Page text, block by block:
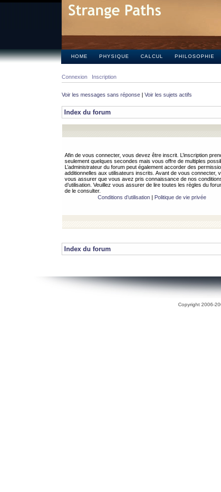
HOME PHYSIQUE CALCUL PHILOSOPHIE
Connexion Inscription
Voir les messages sans réponse | Voir les sujets actifs
Index du forum
Afin de vous connecter, vous devez être inscrit. L’inscription
seulement quelques secondes mais vous offre de multiples
L’administrateur du forum peut également accorder des
additionnelles aux utilisateurs inscrits. Avant de vous connecter,
vous assurer que vous avez pris connaissance de nos
d’utilisation. Veuillez vous assurer de lire toutes les règles du
de le consulter.
Conditions d’utilisation| Politique de vie privée
Index du forum
Copyright 2006-